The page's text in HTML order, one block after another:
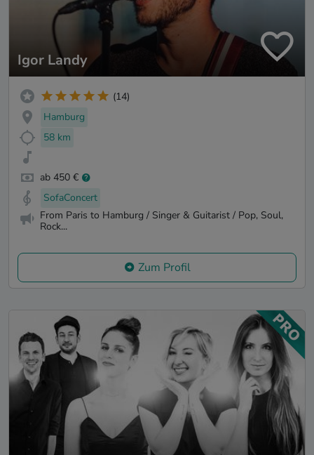
Igor Landy
(14)
Hamburg
58 km
ab 450 €
SofaConcert
From Paris to Hamburg / Singer & Guitarist / Pop, Soul,
Rock...
Zum Profil